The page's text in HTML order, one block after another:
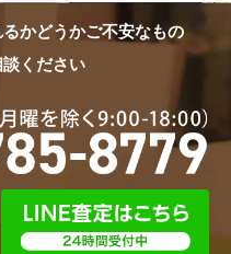
かどうかご不安なもの
ください